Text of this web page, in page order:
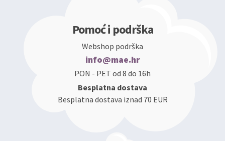
Pomoć i podrška
Webshop podrška
info@mae.hr
PON - PET od 8 do 16h
Besplatna dostava
Besplatna dostava iznad 70 EUR